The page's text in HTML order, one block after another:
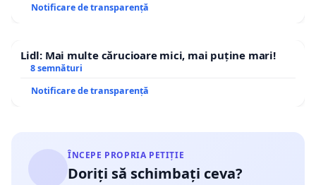
Notificare de transparență
Lidl: Mai multe cărucioare mici, mai puține mari!
8 semnături
Notificare de transparență
ÎNCEPE PROPRIA PETIȚIE
Doriți să schimbați ceva?